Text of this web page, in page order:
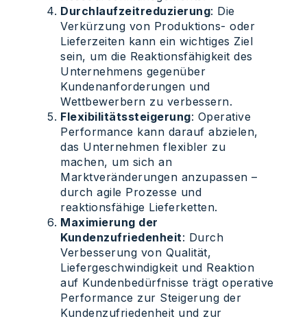
Durchlaufzeitreduzierung: Die
Verkürzung von Produktions- oder
Lieferzeiten kann ein wichtiges Ziel
sein, um die Reaktionsfähigkeit des
Unternehmens gegenüber
Kundenanforderungen und
Wettbewerbern zu verbessern.
Flexibilitätssteigerung: Operative
Performance kann darauf abzielen,
das Unternehmen flexibler zu
machen, um sich an
Marktveränderungen anzupassen –
durch agile Prozesse und
reaktionsfähige Lieferketten.
Maximierung der
Kundenzufriedenheit: Durch
Verbesserung von Qualität,
Liefergeschwindigkeit und Reaktion
auf Kundenbedürfnisse trägt operative
Performance zur Steigerung der
Kundenzufriedenheit und zur